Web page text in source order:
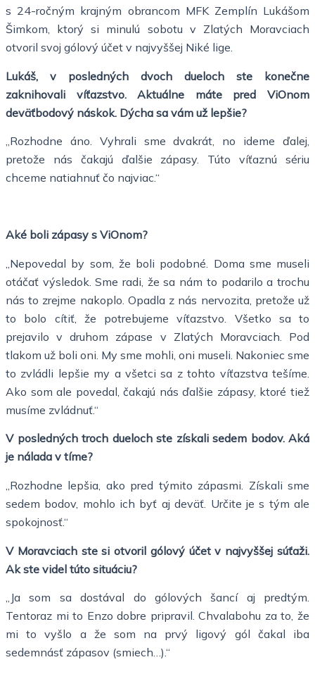
s 24-ročným krajným obrancom MFK Zemplín Lukášom
Šimkom, ktorý si minulú sobotu v Zlatých Moravciach
otvoril svoj gólový účet v najvyššej Niké lige.
Lukáš, v posledných dvoch dueloch ste konečne
zaknihovali víťazstvo. Aktuálne máte pred ViOnom
deväťbodový náskok. Dýcha sa vám už lepšie?
„Rozhodne áno. Vyhrali sme dvakrát, no ideme ďalej,
pretože nás čakajú ďalšie zápasy. Túto víťaznú sériu
chceme natiahnuť čo najviac.“
Aké boli zápasy s ViOnom?
„Nepovedal by som, že boli podobné. Doma sme museli
otáčať výsledok. Sme radi, že sa nám to podarilo a trochu
nás to zrejme nakoplo. Opadla z nás nervozita, pretože už
to bolo cítiť, že potrebujeme víťazstvo. Všetko sa to
prejavilo v druhom zápase v Zlatých Moravciach. Pod
tlakom už boli oni. My sme mohli, oni museli. Nakoniec sme
to zvládli lepšie my a všetci sa z tohto víťazstva tešíme.
Ako som ale povedal, čakajú nás ďalšie zápasy, ktoré tiež
musíme zvládnuť.“
V posledných troch dueloch ste získali sedem bodov. Aká
je nálada v tíme?
„Rozhodne lepšia, ako pred týmito zápasmi. Získali sme
sedem bodov, mohlo ich byť aj deväť. Určite je s tým ale
spokojnosť.“
V Moravciach ste si otvoril gólový účet v najvyššej súťaži.
Ak ste videl túto situáciu?
„Ja som sa dostával do gólových šancí aj predtým.
Tentoraz mi to Enzo dobre pripravil. Chvalabohu za to, že
mi to vyšlo a že som na prvý ligový gól čakal iba
sedemnásť zápasov (smiech…).“